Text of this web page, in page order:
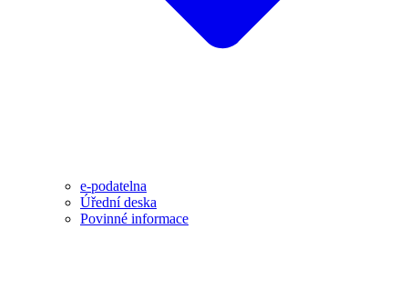
e-podatelna
Úřední deska
Povinné informace